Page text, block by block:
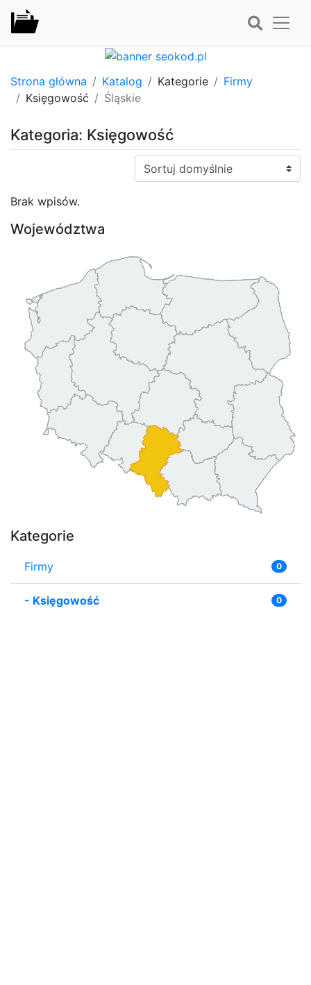
Strona główna Katalog Kategorie
Firmy
Księgowość
Śląskie
Kategoria: Księgowość
Sortuj:
Brak wpisów.
Województwa
Kategorie
Firmy 0
- Księgowość 0